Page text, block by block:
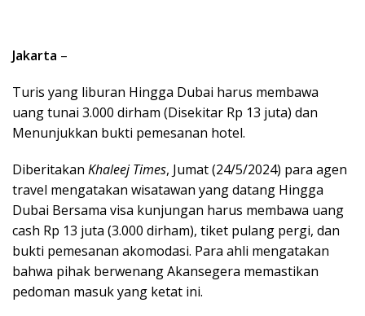
Jakarta –
Turis yang liburan Hingga Dubai harus membawa
uang tunai 3.000 dirham (Disekitar Rp 13 juta) dan
Menunjukkan bukti pemesanan hotel.
Diberitakan Khaleej Times, Jumat (24/5/2024) para agen
travel mengatakan wisatawan yang datang Hingga
Dubai Bersama visa kunjungan harus membawa uang
cash Rp 13 juta (3.000 dirham), tiket pulang pergi, dan
bukti pemesanan akomodasi. Para ahli mengatakan
bahwa pihak berwenang Akansegera memastikan
pedoman masuk yang ketat ini.